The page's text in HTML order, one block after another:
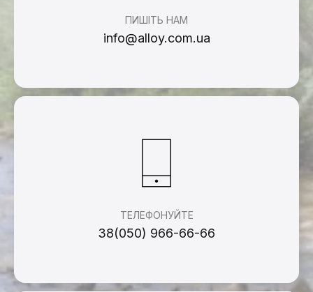
ПИШІТЬ НАМ
info@alloy.com.ua
ТЕЛЕФОНУЙТЕ
38(050) 966-66-66
повідомлення надіслано.